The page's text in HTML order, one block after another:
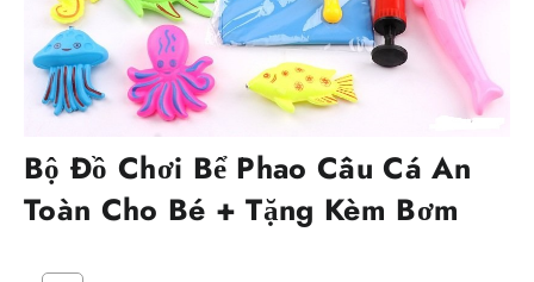
Bộ Đồ Chơi Bể Phao Câu Cá An
Toàn Cho Bé + Tặng Kèm Bơm